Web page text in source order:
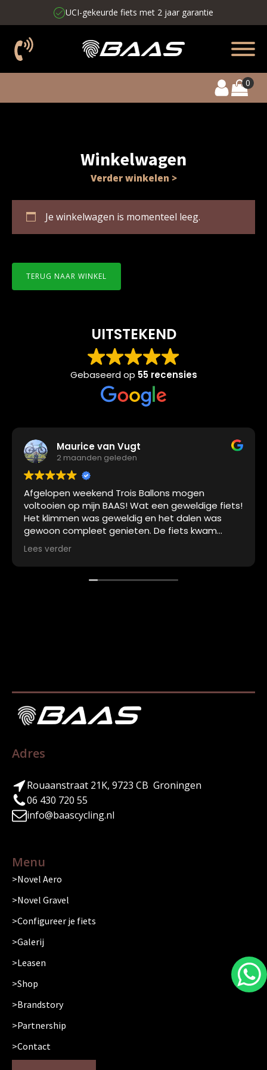
UCI-gekeurde fiets met 2 jaar garantie
Winkelwagen
Verder winkelen >
Je winkelwagen is momenteel leeg.
TERUG NAAR WINKEL
UITSTEKEND
Gebaseerd op 55 recensies
Maurice van Vugt
2 maanden geleden
Afgelopen weekend Trois Ballons mogen
voltooien op mijn BAAS! Wat een geweldige fiets!
Het klimmen was geweldig en het dalen was
gewoon compleet genieten. De fiets kwam
helemaal tot leven! Wat was het smullen om
met mijn mooie unieke BAAS dit avontuur aan te
gaan :)
Lees verder
Adres
Rouaanstraat 21K, 9723 CB Groningen
06 430 720 55
info@baascycling.nl
Menu
Novel Aero
Novel Gravel
Configureer je fiets
Galerij
Leasen
Shop
Brandstory
Partnership
Contact